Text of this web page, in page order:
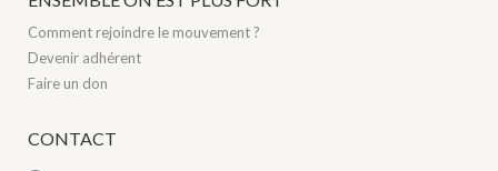
Comment rejoindre le mouvement ?
Devenir adhérent
Faire un don
CONTACT